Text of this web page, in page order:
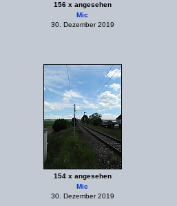
156 x angesehen
Mic
30. Dezember 2019
154 x angesehen
Mic
30. Dezember 2019